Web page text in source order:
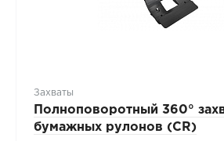
Захваты
Полноповоротный 360°
бумажных рулонов (CR)